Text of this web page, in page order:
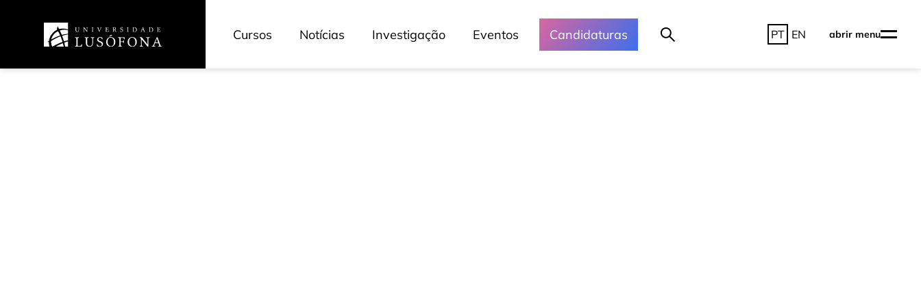
Cursos Notícias Investigação Eventos Candidaturas PT EN abrir menu